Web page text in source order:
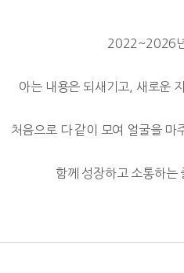
2022~2026년
아는 내용은 되새기고, 새로운
처음으로 다 같이 모여 얼굴을 마
함께 성장하고 소통하는